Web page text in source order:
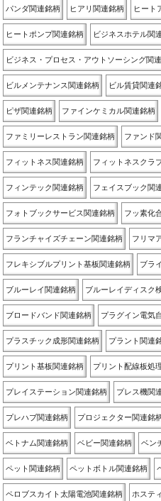
パンダ関連銘柄 ヒアリ関連銘柄 ヒート
ヒートポンプ関連銘柄 ビジネスホテル関
ビジネス・プロセス・アウトソーシング関
ビルメンテナンス関連銘柄 ビル賃貸関連
ピザ関連銘柄 ファインケミカル関連銘柄
ファミリーレストラン関連銘柄 ファンド
フィットネス関連銘柄 フィットネスクラ
フィンテック関連銘柄 フェイスブック関
フォトブックサービス関連銘柄 フッ素化
フランチャイズチェーン関連銘柄 フリマ
フレキシブルプリント基板関連銘柄 ブラ
ブルーレイ関連銘柄 ブルーレイディスク
ブロードバンド関連銘柄 プラグイン電気
プラスチック成形関連銘柄 プラント関連
プリント基板関連銘柄 プリント配線板処
プレイステーション関連銘柄 プレス機関
プレハブ関連銘柄 プロジェクター関連銘
ベトナム関連銘柄 ベビー関連銘柄 ベン
ペット関連銘柄 ペットボトル関連銘柄
ペロブスカイト太陽電池関連銘柄 ホステ